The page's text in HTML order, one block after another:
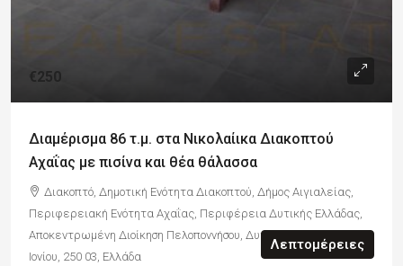
€250
Διαμέρισμα 86 τ.μ. στα Νικολαίικα Διακοπτού
Αχαΐας με πισίνα και θέα θάλασσα
Διακοπτό, Δημοτική Ενότητα Διακοπτού, Δήμος Αιγιαλείας,
Περιφερειακή Ενότητα Αχαΐας, Περιφέρεια Δυτικής Ελλάδας,
Αποκεντρωμένη Διοίκηση Πελοποννήσου, Δυτικής Ελλάδας και
Ιονίου, 250 03, Ελλάδα
Λεπτομέρειες